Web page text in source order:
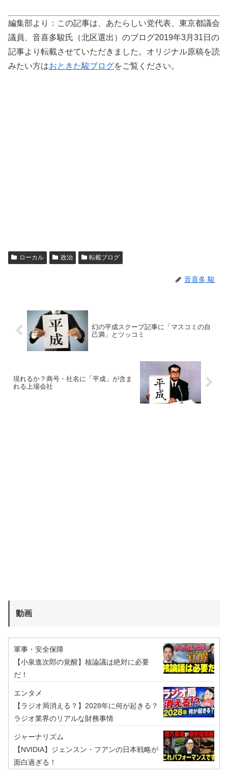
編集部より：この記事は、あたらしい党代表、東京都議会
議員、音喜多駿氏（北区選出）のブログ2019年3月31日の
記事より転載させていただきました。オリジナル原稿を読
みたい方はおときた駿ブログをご覧ください。
ローカル 政治 転載ブログ
音喜多 駿
幻の平成スクープ記事に「マスコミの自
己満」とツッコミ
現れるか？商号・社名に「平成」が含ま
れる上場会社
動画
軍事・安全保障
【小泉進次郎の覚醒】核論議は絶対に必要
だ！
エンタメ
【ラジオ局消える？】2028年に何が起きる？
ラジオ業界のリアルな財務事情
ジャーナリズム
【NVIDIA】ジェンスン・フアンの日本戦略が
面白過ぎる！